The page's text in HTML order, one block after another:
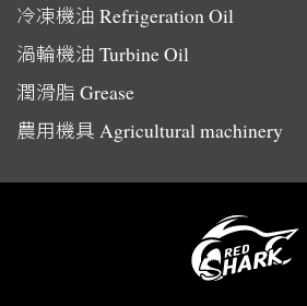
冷凍機油 Refrigeration Oil
渦輪機油 Turbine Oil
潤滑脂 Grease
農用機具 Agricultural machinery